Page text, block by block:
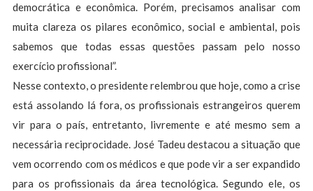
democrática e econômica. Porém, precisamos analisar com
muita clareza os pilares econômico, social e ambiental, pois
sabemos que todas essas questões passam pelo nosso
exercício profissional”.
Nesse contexto, o presidente relembrou que hoje, como a crise
está assolando lá fora, os profissionais estrangeiros querem
vir para o país, entretanto, livremente e até mesmo sem a
necessária reciprocidade. José Tadeu destacou a situação que
vem ocorrendo com os médicos e que pode vir a ser expandido
para os profissionais da área tecnológica. Segundo ele, os